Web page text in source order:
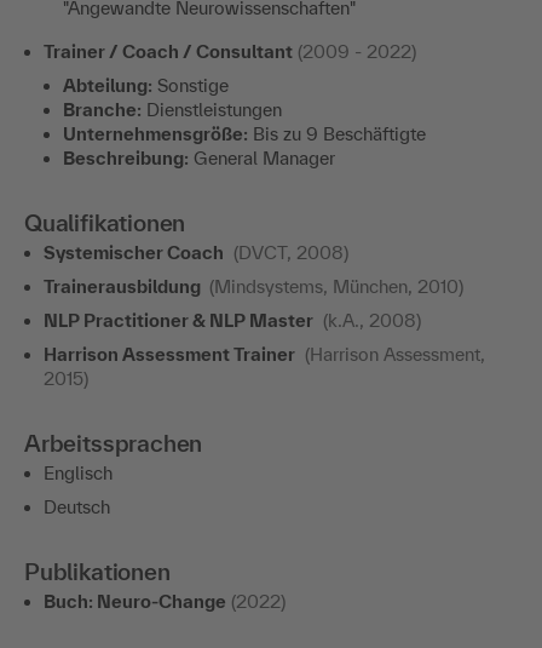
"Angewandte Neurowissenschaften"
Trainer / Coach / Consultant (2009 - 2022)
Abteilung: Sonstige
Branche: Dienstleistungen
Unternehmensgröße: Bis zu 9 Beschäftigte
Beschreibung: General Manager
Qualifikationen
Systemischer Coach (DVCT, 2008)
Trainerausbildung (Mindsystems, München, 2010)
NLP Practitioner & NLP Master (k.A., 2008)
Harrison Assessment Trainer (Harrison Assessment,
2015)
Arbeitssprachen
Englisch
Deutsch
Publikationen
Buch: Neuro-Change (2022)